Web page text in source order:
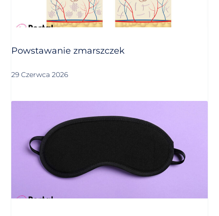
Powstawanie zmarszczek
29 Czerwca 2026